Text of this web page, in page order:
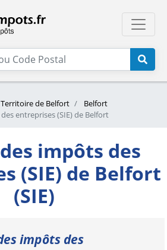
Territoire de Belfort
Belfort
entreprises (SIE) de Belfort
impôts des
(SIE) de Belfort
(SIE)
impôts des